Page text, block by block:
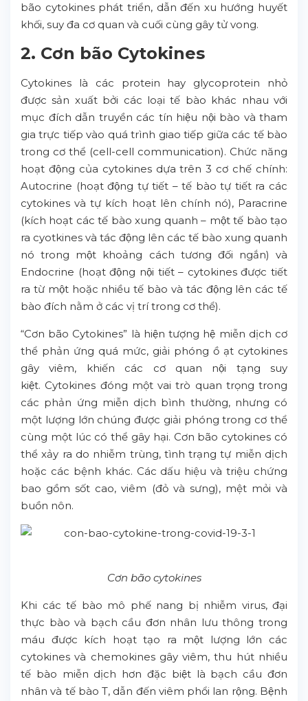
bão cytokines phát triển, dẫn đến xu hướng huyết
khối, suy đa cơ quan và cuối cùng gây tử vong.
2. Cơn bão Cytokines
Cytokines là các protein hay glycoprotein nhỏ
được sản xuất bởi các loại tế bào khác nhau với
mục đích dẫn truyền các tín hiệu nội bào và tham
gia trực tiếp vào quá trình giao tiếp giữa các tế bào
trong cơ thể (cell-cell communication). Chức năng
hoạt động của cytokines dựa trên 3 cơ chế chính:
Autocrine (hoạt động tự tiết – tế bào tự tiết ra các
cytokines và tự kích hoạt lên chính nó), Paracrine
(kích hoạt các tế bào xung quanh – một tế bào tạo
ra cyotkines và tác động lên các tế bào xung quanh
nó trong một khoảng cách tương đối ngắn) và
Endocrine (hoạt động nội tiết – cytokines được tiết
ra từ một hoặc nhiều tế bào và tác động lên các tế
bào đích nằm ở các vị trí trong cơ thể).
“Cơn bão Cytokines” là hiện tượng hệ miễn dịch cơ
thể phản ứng quá mức, giải phóng ồ ạt cytokines
gây viêm, khiến các cơ quan nội tạng suy
kiệt. Cytokines đóng một vai trò quan trọng trong
các phản ứng miễn dịch bình thường, nhưng có
một lượng lớn chúng được giải phóng trong cơ thể
cùng một lúc có thể gây hại. Cơn bão cytokines có
thể xảy ra do nhiễm trùng, tình trạng tự miễn dịch
hoặc các bệnh khác. Các dấu hiệu và triệu chứng
bao gồm sốt cao, viêm (đỏ và sưng), mệt mỏi và
buồn nôn.
Cơn bão cytokines
Khi các tế bào mô phế nang bị nhiễm virus, đại
thực bào và bạch cầu đơn nhân lưu thông trong
máu được kích hoạt tạo ra một lượng lớn các
cytokines và chemokines gây viêm, thu hút nhiều
tế bào miễn dịch hơn đặc biệt là bạch cầu đơn
nhân và tế bào T, dẫn đến viêm phổi lan rộng. Bệnh